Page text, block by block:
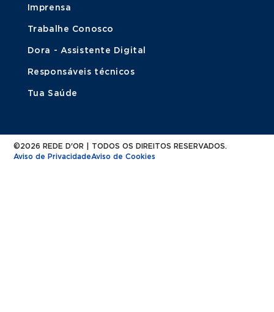
Imprensa
Trabalhe Conosco
Dora - Assistente Digital
Responsáveis técnicos
Tua Saúde
©2026 REDE D'OR | TODOS OS DIREITOS RESERVADOS.
Aviso de PrivacidadeAviso de Cookies